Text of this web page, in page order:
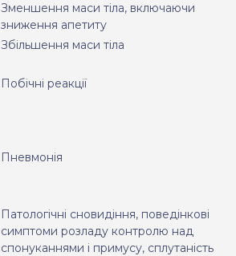
Зменшення маси тіла, включаючи
зниження апетиту
Збільшення маси тіла
Побічні реакції
Пневмонія
Патологічні сновидіння, поведінкові
симптоми розладу контролю над
спонуканнями і примусу, сплутаність